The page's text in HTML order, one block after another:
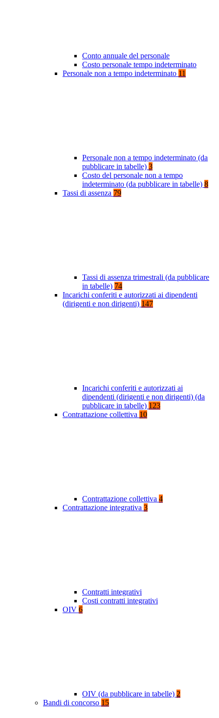
Conto annuale del personale
Costo personale tempo indeterminato
Personale non a tempo indeterminato 11
Personale non a tempo indeterminato (da
pubblicare in tabelle) 3
Costo del personale non a tempo
indeterminato (da pubblicare in tabelle) 8
Tassi di assenza 79
Tassi di assenza trimestrali (da pubblicare
in tabelle) 74
Incarichi conferiti e autorizzati ai dipendenti
(dirigenti e non dirigenti) 147
Incarichi conferiti e autorizzati ai
dipendenti (dirigenti e non dirigenti) (da
pubblicare in tabelle) 123
Contrattazione collettiva 10
Contrattazione collettiva 4
Contrattazione integrativa 3
Contratti integrativi
Costi contratti integrativi
OIV 6
OIV (da pubblicare in tabelle) 2
Bandi di concorso 15